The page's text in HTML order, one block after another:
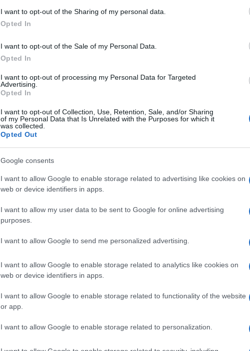
I want to opt-out of the Sharing of my personal data.
Opted In
I want to opt-out of the Sale of my Personal Data.
Opted In
I want to opt-out of processing my Personal Data for Targeted
Advertising.
Opted In
I want to opt-out of Collection, Use, Retention, Sale, and/or Sharing
of my Personal Data that Is Unrelated with the Purposes for which it
was collected.
Opted Out
Google consents
I want to allow Google to enable storage related to advertising like cookies on
web or device identifiers in apps.
I want to allow my user data to be sent to Google for online advertising
purposes.
I want to allow Google to send me personalized advertising.
I want to allow Google to enable storage related to analytics like cookies on
web or device identifiers in apps.
I want to allow Google to enable storage related to functionality of the website
or app.
I want to allow Google to enable storage related to personalization.
Η εξαγορά πλασματικού χρόνου στην επικουρική
15ετία. Η ρύθμιση που εξετάζεται θα διευκολύνει 5
συνταξιοδοτικό δικαίωμα για επικουρική σύνταξη.
Σύμφωνα με την εφημερίδα “Ελεύθερος Τύπος”, οι
1. Ασφαλισμένοι σε Ταμεία ελεύθερων επαγγελματιών
δήμους ή προσλήφθηκαν ως μισθωτοί στον ιδιωτικό
ασφάλιση σε μεγαλύτερη ηλικία χωρίς να συμπληρώσουν